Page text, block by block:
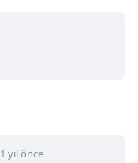
1 yıl önce